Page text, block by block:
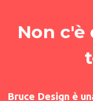
Non c'è
Bruce Design è